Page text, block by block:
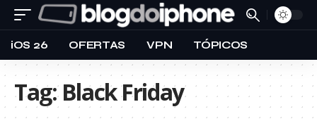
iOS 26 OFERTAS VPN TÓPICOS
Tag:Black Friday